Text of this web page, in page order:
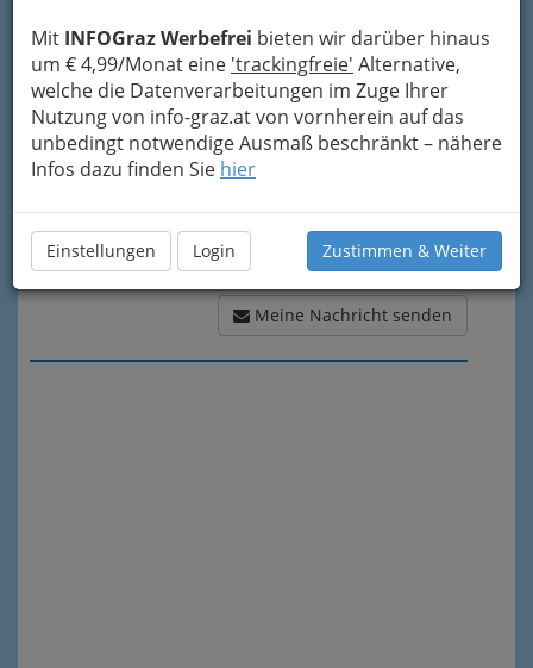
Mit INFOGraz Werbefrei bieten wir darüber hinaus
um € 4,99/Monat eine 'trackingfreie' Alternative,
welche die Datenverarbeitungen im Zuge Ihrer
Nutzung von info-graz.at von vornherein auf das
unbedingt notwendige Ausmaß beschränkt – nähere
Infos dazu finden Sie hier
Einstellungen Login Zustimmen & Weiter
Meine Nachricht
Meine Nachricht senden